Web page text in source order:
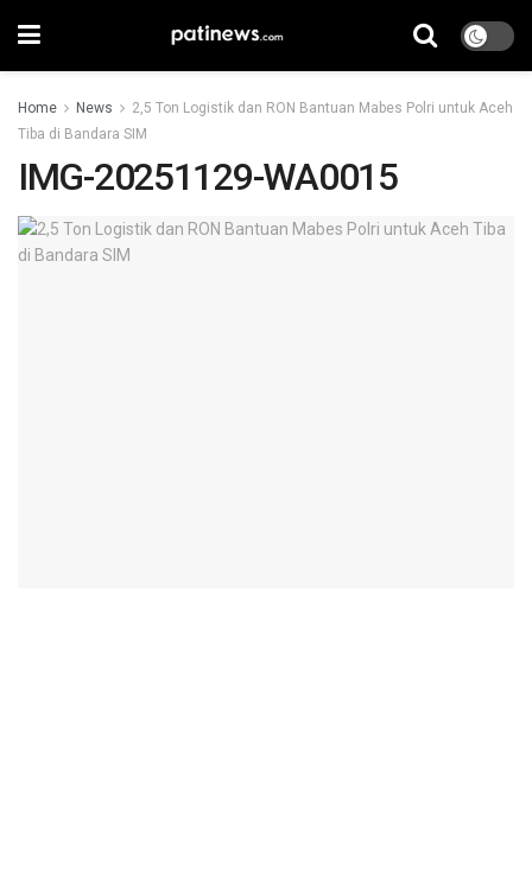
Home News
2,5 Ton Logistik dan RON Bantuan Mabes Polri untuk Aceh
Tiba di Bandara SIM
IMG-20251129-WA0015